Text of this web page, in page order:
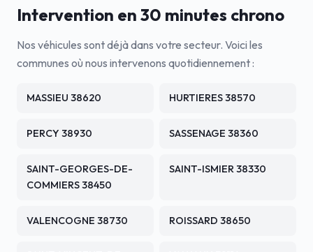
Intervention en 30 minutes chrono
Nos véhicules sont déjà dans votre secteur. Voici les
communes où nous intervenons quotidiennement :
MASSIEU 38620 HURTIERES 38570
PERCY 38930 SASSENAGE 38360
SAINT-GEORGES-DE-
COMMIERS 38450
SAINT-ISMIER 38330
VALENCOGNE 38730 ROISSARD 38650